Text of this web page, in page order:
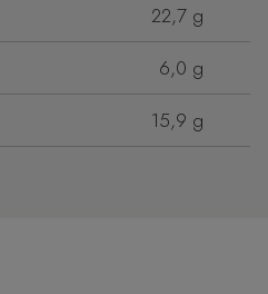
22,7 g
6,0 g
15,9 g